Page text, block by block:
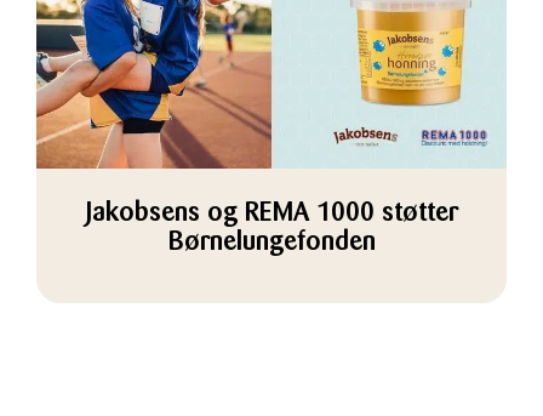
Jakobsens og REMA 1000 støtter
Børnelungefonden